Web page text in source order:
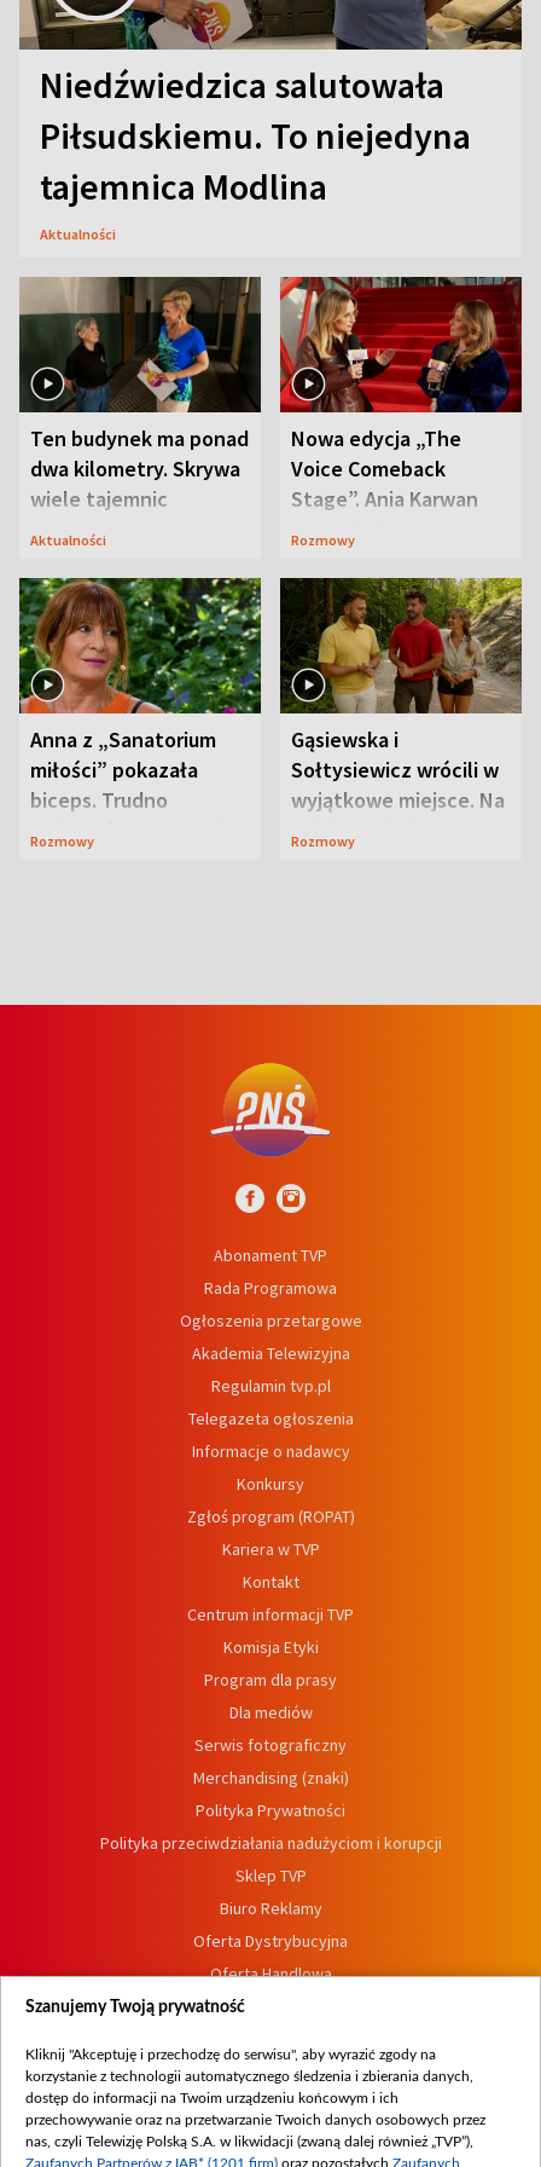
Niedźwiedzica salutowała
Piłsudskiemu. To niejedyna
tajemnica Modlina
Aktualności
Ten budynek ma ponad
dwa kilometry. Skrywa
wiele tajemnic
Aktualności
Nowa edycja „The
Voice Comeback
Stage”. Ania Karwan
zapowiada
Rozmowy
Anna z „Sanatorium
miłości” pokazała
biceps. Trudno
uwierzyć, co przeszła
Rozmowy
Gąsiewska i
Sołtysiewicz wrócili w
wyjątkowe miejsce. Na
szlaku czekał
Rozmowy
Abonament TVP
Rada Programowa
Ogłoszenia przetargowe
Akademia Telewizyjna
Regulamin tvp.pl
Telegazeta ogłoszenia
Informacje o nadawcy
Konkursy
Zgłoś program (ROPAT)
Kariera w TVP
Kontakt
Centrum informacji TVP
Komisja Etyki
Program dla prasy
Dla mediów
Serwis fotograficzny
Merchandising (znaki)
Polityka Prywatności
Polityka przeciwdziałania nadużyciom i korupcji
Sklep TVP
Biuro Reklamy
Oferta Dystrybucyjna
Oferta Handlowa
Dostępność
Procedura zgłoszeń wewnętrznych
Szanujemy Twoją prywatność
Kliknij "Akceptuję i przechodzę do serwisu", aby wyrazić zgody na
korzystanie z technologii automatycznego śledzenia i zbierania danych,
dostęp do informacji na Twoim urządzeniu końcowym i ich
przechowywanie oraz na przetwarzanie Twoich danych osobowych przez
nas, czyli Telewizję Polską S.A. w likwidacji (zwaną dalej również „TVP”),
Zaufanych Partnerów z IAB* (1201 firm) oraz pozostałych Zaufanych